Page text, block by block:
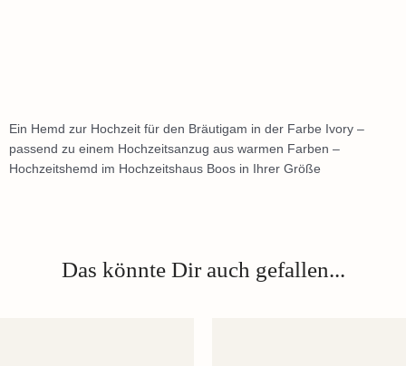
Ein Hemd zur Hochzeit für den Bräutigam in der Farbe Ivory –
passend zu einem Hochzeitsanzug aus warmen Farben –
Hochzeitshemd im Hochzeitshaus Boos in Ihrer Größe
Das könnte Dir auch gefallen...